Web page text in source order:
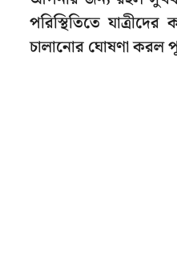
পরিস্থিতিতে
চালানোর ঘোষণা করল